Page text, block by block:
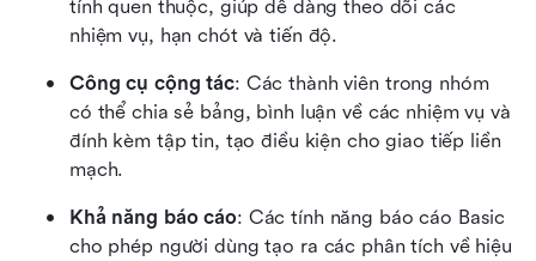
tính quen thuộc, giúp dễ dàng theo dõi các
nhiệm vụ, hạn chót và tiến độ.
Công cụ cộng tác: Các thành viên trong nhóm
có thể chia sẻ bảng, bình luận về các nhiệm vụ và
đính kèm tập tin, tạo điều kiện cho giao tiếp liền
mạch.
Khả năng báo cáo: Các tính năng báo cáo Basic
cho phép người dùng tạo ra các phân tích về hiệu